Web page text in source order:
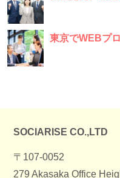
東京でWEBプ
SOCIARISE CO.,LTD
〒107-0052
279 Akasaka Office